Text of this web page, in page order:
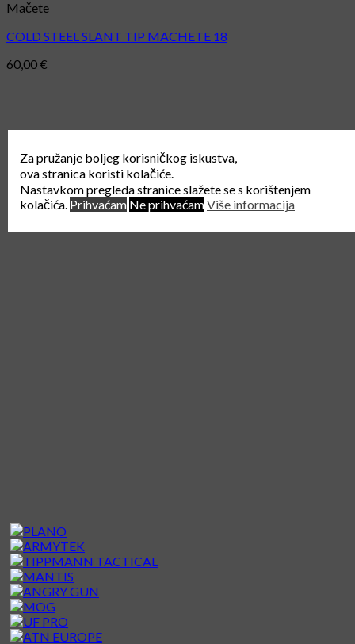
Mačete
COLD STEEL SLANT TIP MACHETE 18
60,00€
Za pružanje boljeg korisničkog iskustva,
ova stranica koristi kolačiće.
Nastavkom pregleda stranice slažete se s korištenjem
kolačića. Prihvaćam Ne prihvaćamViše informacija